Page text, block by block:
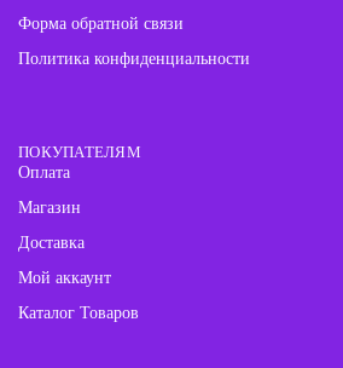
Форма обратной связи
Политика конфиденциальности
ПОКУПАТЕЛЯМ
Оплата
Магазин
Доставка
Мой аккаунт
Каталог Товаров